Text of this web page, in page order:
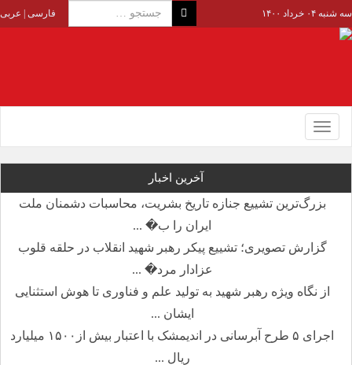
سه شنبه ۰۴ خرداد ۱۴۰۰ فارسی عربی
Toggle
navigation
آخرین اخبار
بزرگ‌ترین تشییع جنازه تاریخ بشریت، محاسبات دشمنان ملت
ایران را ب� ...
گزارش تصویری؛ تشییع پیکر رهبر شهید انقلاب در حلقه قلوب
عزادار مرد� ...
از نگاه ویژه رهبر شهید به تولید علم و فناوری تا هوش استثنایی
ایشان ...
اجرای ۵ طرح آبرسانی در اندیمشک با اعتبار بیش از۱۵۰۰ میلیارد
ریال ...